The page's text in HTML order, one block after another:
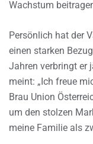
Wachstum
Persönlich hat der
einen starken
Jahren verbringt er
meint: „Ich freue
Brau Union
um den stolzen
meine Familie als